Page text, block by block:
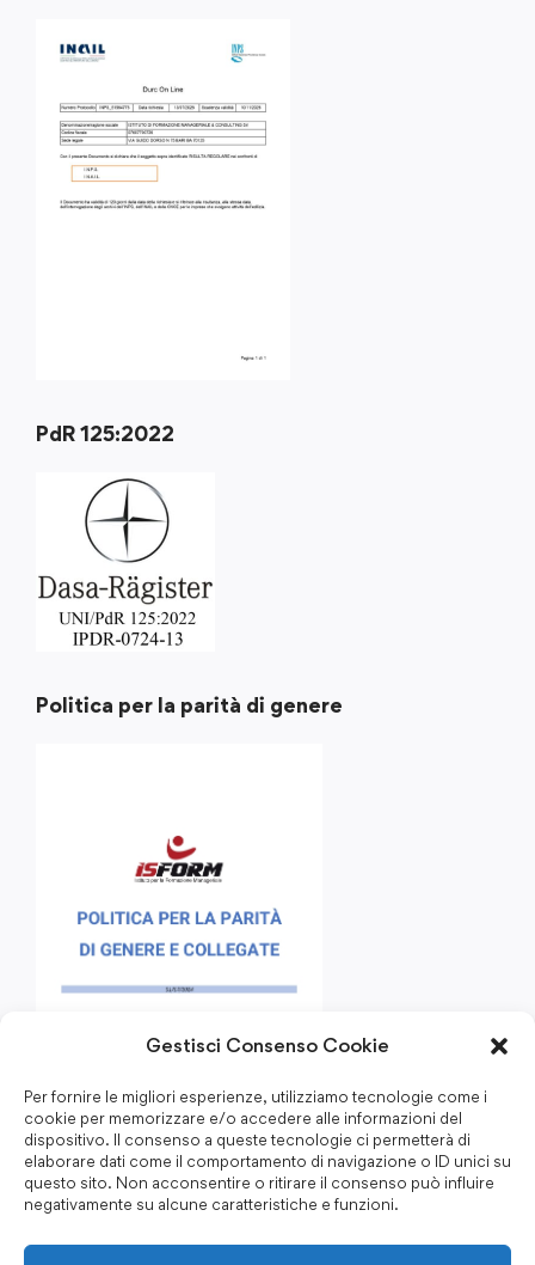
Gestisci Consenso Cookie
Per fornire le migliori esperienze, utilizziamo tecnologie come i
cookie per memorizzare e/o accedere alle informazioni del
dispositivo. Il consenso a queste tecnologie ci permetterà di
elaborare dati come il comportamento di navigazione o ID unici su
questo sito. Non acconsentire o ritirare il consenso può influire
negativamente su alcune caratteristiche e funzioni.
PdR 125:2022
Politica per la parità di genere